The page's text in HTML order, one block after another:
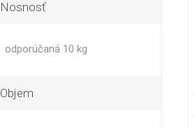
Nosnosť
odporúčaná 10 kg
Objem